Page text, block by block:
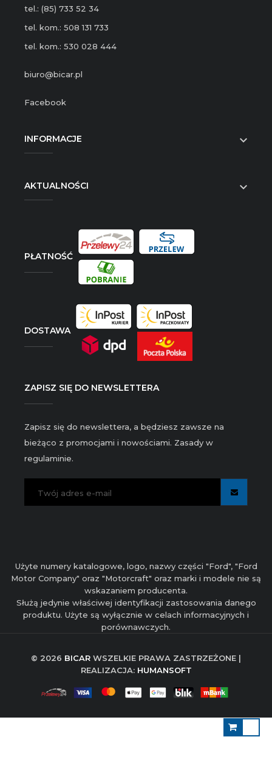
tel.: (85) 733 52 34
tel. kom.: 508 131 733
tel. kom.: 530 028 444
biuro@bicar.pl
Facebook
INFORMACJE 
AKTUALNOŚCI 
PŁATNOŚĆ
DOSTAWA
ZAPISZ SIĘ DO NEWSLETTERA
Zapisz się do newslettera, a będziesz zawsze na
bieżąco z promocjami i nowościami. Zasady w
regulaminie.
Użyte numery katalogowe, logo, nazwy części "Ford", "Ford
Motor Company" oraz "Motorcraft" oraz marki i modele nie są
wskazaniem producenta.
Służą jedynie właściwej identyfikacji zastosowania danego
produktu. Użyte są wyłącznie w celach informacyjnych i
porównawczych.
© 2026 BICAR WSZELKIE PRAWA ZASTRZEŻONE |
REALIZACJA: HUMANSOFT